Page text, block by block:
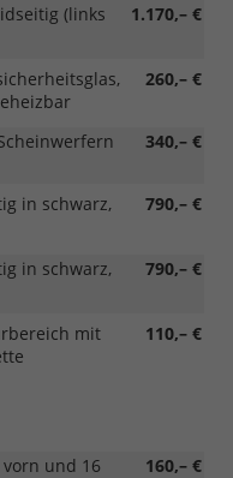
1.170,– €
(links
260,– €
340,– €
790,– €
in schwarz,
790,– €
in schwarz,
110,– €
mit
160,– €
und 16